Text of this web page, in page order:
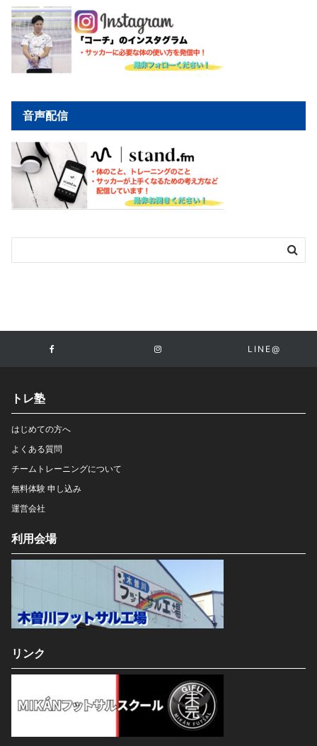
音声配信
LINE@
トレ塾
はじめての方へ
よくある質問
チームトレーニングについて
無料体験 申し込み
運営会社
利用会場
リンク